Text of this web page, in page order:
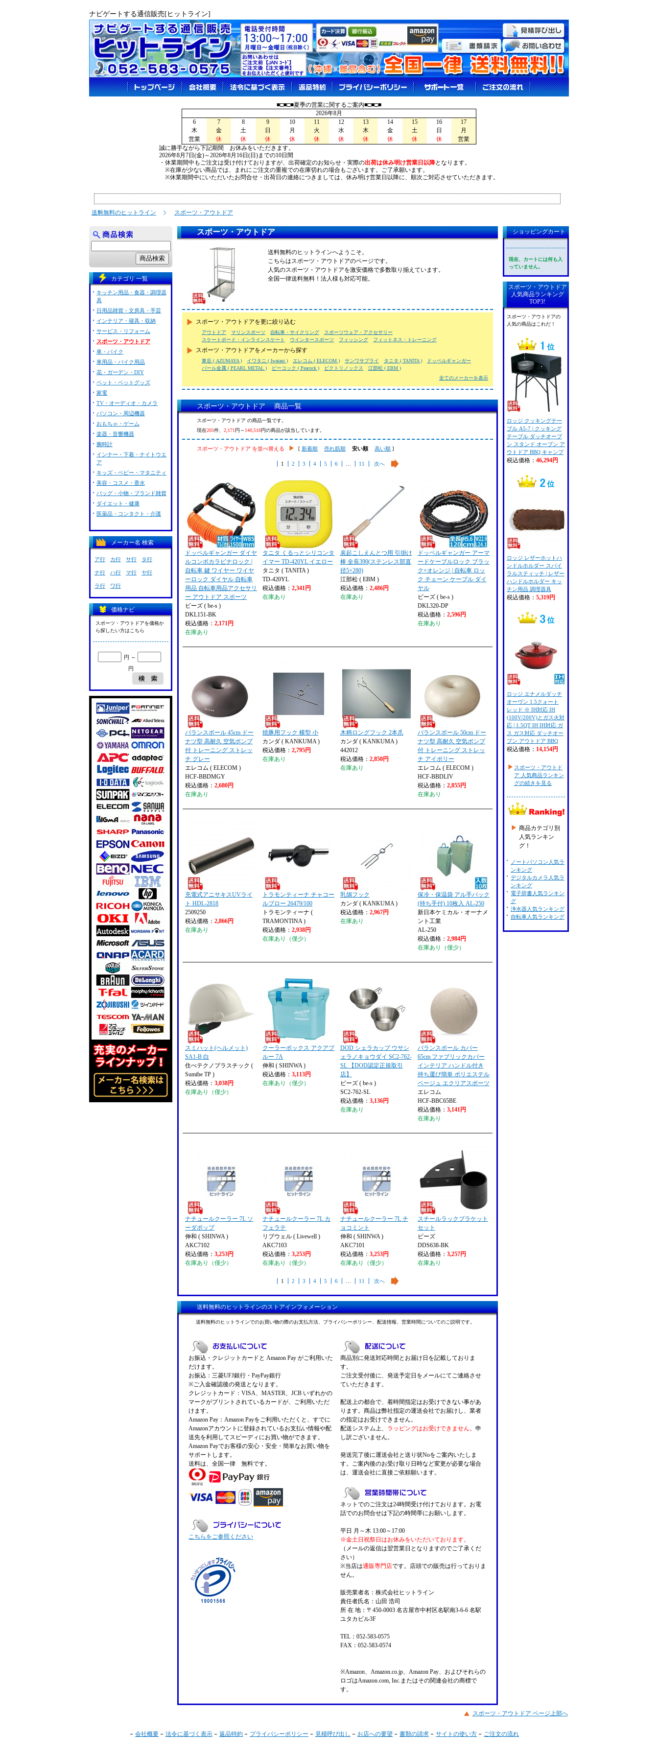
ナビゲートする通信販売[ヒットライン]
■□■□■夏季の営業に関するご案内■□■□■
2026年8月
6
7 8 9 10 11 12 13 14 15 16
17
木
金 土 日 月 火 水 木 金 土 日
月
営業
休 休 休 休 休 休 休 休 休 休
営業
誠に勝手ながら下記期間 お休みをいただきます。
2026年8月7日(金)～2026年8月16日(日)までの10日間
・休業期間中もご注文は受け付けておりますが、出荷確定のお知らせ・実際の出荷は休み明け営業日以降となります。
※在庫が少ない商品では、まれにご注文の重複での在庫切れの場合もございます。ご了承願います。
※休業期間中にいただいたお問合せ・出荷日の連絡につきましては、休み明け営業日以降に、順次ご対応させていただきます。
送料無料のヒットライン スポーツ・アウトドア
スポーツ・アウトドア
送料無料のヒットラインへようこそ。
こちらはスポーツ・アウトドアのページです。
人気のスポーツ・アウトドアを激安価格で多数取り揃えています。
全国一律送料無料！法人様も対応可能。
スポーツ・アウトドアを更に絞り込む
アウトドア マリンスポーツ 自転車・サイクリング
スポーツウェア・アクセサリー
スケートボード・インラインスケート
ウインタースポーツ フィッシング フィットネス・トレーニング
スポーツ・アウトドアをメーカーから探す
東谷 ( AZUMAYA ) イワタニ ( Iwatani ) エレコム ( ELECOM ) サンワサプライ タニタ ( TANITA )
ドッペルギャンガー
パール金属 ( PEARL METAL )
ピーコック ( Peacock ) ビクトリノックス
江部松 ( EBM )
全てのメーカーを表示
スポーツ・アウトドア 商品一覧
スポーツ・アウトドア の商品一覧です。
現在205件、 2,171 円～ 140,518円の商品が該当しています。
スポーツ・アウトドア を並べ替える [ 新着順 売れ筋順 安い順 高い順 ]
1 2 3 4 5 6 11 次へ
ドッペルギャンガー ダイヤ
ルコンボカラビナロック |
自転車 鍵 ワイヤー ワイヤ
ーロック ダイヤル 自転車
用品 自転車用品アクセサリ
ー アウトドア スポーツ
ビーズ ( be-s )
DKL151-BK
税込価格： 2,171円
在庫あり
タニタ くるっとシリコンタ
イマー TD-420YL イエロー
タニタ ( TANITA )
TD-420YL
税込価格：2,341円
在庫あり
炭起こしえんとつ用 引掛け
棒 全長390(ステンレス部直
径5×280)
江部松 ( EBM )
税込価格： 2,486円
在庫あり
ドッペルギャンガー アーマ
ードケーブルロック ブラッ
ク×オレンジ | 自転車 ロッ
ク チェーン ケーブル ダイ
ヤル
ビーズ ( be-s )
DKL320-DP
税込価格： 2,596円
在庫あり
バランスボール 45cm ドー
ナツ型 高耐久 空気ポンプ
付 トレーニング ストレッ
チ グレー
エレコム ( ELECOM )
HCF-BBDMGY
税込価格： 2,680円
在庫あり
焼豚用フック 横型 小
カンダ ( KANKUMA )
税込価格：2,795円
在庫あり
木柄ロングフック 2本爪
カンダ ( KANKUMA )
442012
税込価格： 2,850円
在庫あり
バランスボール 50cm ドー
ナツ型 高耐久 空気ポンプ
付 トレーニング ストレッ
チ アイボリー
エレコム ( ELECOM )
HCF-BBDLIV
税込価格： 2,855円
在庫あり
充電式アニサキスUVライ
ト HDL-2818
2509250
税込価格： 2,866円
在庫あり
トラモンティーナ チャコー
ルブロー 26479/100
トラモンティーナ (
TRAMONTINA )
税込価格：2,938円
在庫あり（僅少）
乳鴿フック
カンダ ( KANKUMA )
税込価格： 2,967円
在庫あり
保冷・保温袋 アル手バック
(持ち手付) 10枚入 AL-250
新日本ケミカル・オーナメ
ント工業
AL-250
税込価格： 2,984円
在庫あり（僅少）
スミハット(ヘルメット)
SA1-B 白
住べテクノプラスチック (
Sumibe TP )
税込価格： 3,038円
在庫あり（僅少）
クーラーボックス アクアブ
ルー 7A
伸和 ( SHINWA )
税込価格：3,113円
在庫あり（僅少）
DOD シェラカップ ウサシ
ェラノキョウダイ SC2-762-
SL 【DOD認定正規取引
店】
ビーズ ( be-s )
SC2-762-SL
税込価格： 3,136円
在庫あり
バランスボール カバー
65cm ファブリックカバー
インテリア ハンドル付き
持ち運び簡単 ポリエステル
ベージュ エクリアスポーツ
エレコム
HCF-BBC65BE
税込価格： 3,141円
在庫あり
ナチュールクーラー 7L ソ
ーダポップ
伸和 ( SHINWA )
AKC7102
税込価格： 3,253円
在庫あり（僅少）
ナチュールクーラー 7L カ
フェラテ
リブウェル ( Livewell )
AKC7103
税込価格：3,253円
在庫あり（僅少）
ナチュールクーラー 7L チ
ョコミント
伸和 ( SHINWA )
AKC7101
税込価格： 3,253円
在庫あり（僅少）
スチールラックブラケット
セット
ビーズ
DDS638-BK
税込価格： 3,257円
在庫あり
1 2 3 4 5 6 11 次へ
送料無料のヒットラインのストアインフォメーション
送料無料のヒットラインでのお買い物の際のお支払方法、プライバシーポリシー、配送情報、営業時間についてのご説明です。
お振込・クレジットカードと Amazon Pay がご利用いた
だけます。
お振込：三菱UFJ銀行・PayPay銀行
※ご入金確認後の発送となります。
クレジットカード：VISA、MASTER、JCB いずれかの
マークがプリントされているカードが、ご利用いただ
けます。
Amazon Pay：Amazon Payをご利用いただくと、すでに
Amazonアカウントに登録されているお支払い情報や配
送先を利用してスピーディにお買い物ができます。
Amazon Payでお客様の安心・安全・簡単なお買い物を
サポートします。
送料は、全国一律 無料です。
こちらをご参照ください
商品別に発送対応時間とお届け日を記載しておりま
す。
ご注文受付後に、発送予定日をメールにてご連絡させ
ていただきます。
配送上の都合で、着時間指定はお受けできない事があ
ります。商品は弊社指定の運送会社でお届けし、業者
の指定はお受けできません。
配送システム上、
ラッピングはお受けできません。 申
し訳ございません。
発送完了後に運送会社と送り状Noをご案内いたしま
す。ご案内後のお受け取り日時など変更が必要な場合
は、運送会社に直接ご依頼願います。
ネットでのご注文は24時間受け付けております。お電
話でのお問合せは下記の時間帯にお願いします。
平日 月～木 13:00～17:00
※金土日祝祭日はお休みをいただいております。
（メールの返信は翌営業日となりますのでご了承くだ
さい）
※当店は通販専門店です。店頭での販売は行っておりま
せん。
販売業者名：株式会社ヒットライン
責任者氏名：山田 浩司
所 在 地：〒450-0003 名古屋市中村区名駅南3-6-6 名駅
ユタカビル3F
TEL：052-583-0575
FAX：052-583-0574
※Amazon、Amazon.co.jp、Amazon Pay、およびそれらの
ロゴはAmazon.com, Inc.またはその関連会社の商標で
す。
カテゴリ 一覧
キッチン用品・食器・調理器
具
日用品雑貨・文房具・手芸
インテリア・寝具・収納
サービス・リフォーム
スポーツ・アウトドア
車・バイク
車用品・バイク用品
花・ガーデン・DIY
ペット・ペットグッズ
家電
TV・オーディオ・カメラ
パソコン・周辺機器
おもちゃ・ゲーム
楽器・音響機器
腕時計
インナー・下着・ナイトウエ
ア
キッズ・ベビー・マタニティ
美容・コスメ・香水
バッグ・小物・ブランド雑貨
ダイエット・健康
医薬品・コンタクト・介護
メーカー名 検索
ア行 カ行 サ行 タ行
ナ行 ハ行 マ行 ヤ行
ラ行 ワ行
価格ナビ
スポーツ・アウトドアを価格か
ら探したい方はこちら
円 ～
円
ショッピングカート
現在、カートには何も入
っていません。
スポーツ・アウトドア
人気商品ランキング
TOP3!
スポーツ・アウトドアの
人気の商品はこれだ！
ロッジ クッキングテー
ブル A5-7 | クッキング
テーブル ダッチオーブ
ン スタンド オーブン ア
ウトドア BBQ キャンプ
税込価格： 46,294円
ロッジ レザーホットハ
ンドルホルダー スパイ
ラルスティッチ | レザー
ハンドルホルダー キッ
チン用品 調理器具
税込価格： 5,319円
ロッジ エナメルダッチ
オーヴン 1.5クォート
レッド ※ IH対応 IH
(100V/200V)とガス火対
応 | 1.5QT IH IH対応 ガ
ス ガス対応 ダッチオー
ブン アウトドア BBQ
税込価格： 14,154円
スポーツ・アウトド
ア 人気商品ランキン
グの続きを見る
商品カテゴリ別
人気ランキン
グ！
ノートパソコン人気ラ
ンキング
デジタルカメラ人気ラ
ンキング
電子辞書人気ランキン
グ
浄水器人気ランキング
自転車人気ランキング
スポーツ・アウトドア ページ上部へ
会社概要 法令に基づく表示 返品特約 プライバシーポリシー 見積呼び出し お店への要望 書類の請求 サイトの使い方 ご注文の流れ